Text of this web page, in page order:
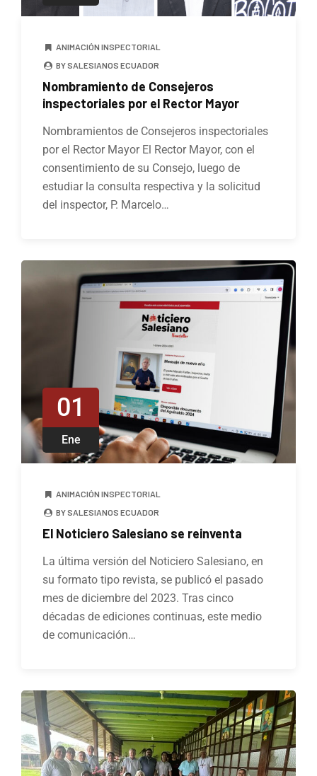
ANIMACIÓN INSPECTORIAL
BY SALESIANOS ECUADOR
Nombramiento de Consejeros
inspectoriales por el Rector Mayor
Nombramientos de Consejeros inspectoriales
por el Rector Mayor El Rector Mayor, con el
consentimiento de su Consejo, luego de
estudiar la consulta respectiva y la solicitud
del inspector, P. Marcelo…
01
Ene
ANIMACIÓN INSPECTORIAL
BY SALESIANOS ECUADOR
El Noticiero Salesiano se reinventa
La última versión del Noticiero Salesiano, en
su formato tipo revista, se publicó el pasado
mes de diciembre del 2023. Tras cinco
décadas de ediciones continuas, este medio
de comunicación…